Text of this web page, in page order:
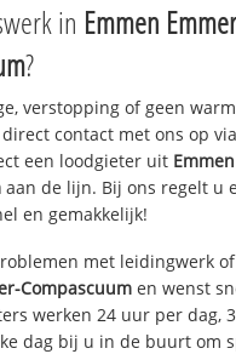
in Emmen
?
verstopping of geen
contact met ons op
een loodgieter uit
aan de lijn. Bij ons regelt u
en gemakkelijk!
met leidingwerk
Compascuum en wenst
werken 24 uur per dag,
dag bij u in de buurt om